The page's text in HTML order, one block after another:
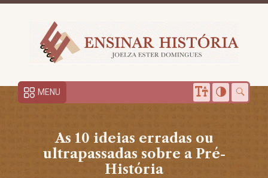
MENU
As 10 ideias erradas ou
ultrapassadas sobre a Pré-
História